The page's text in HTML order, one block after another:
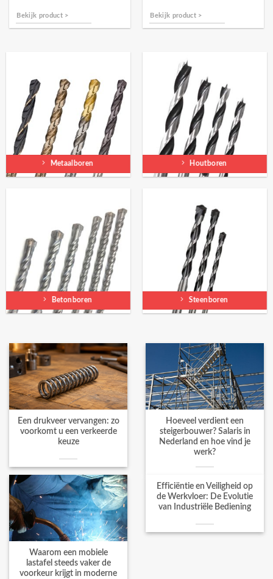
Bekijk product > Bekijk product >
Metaalboren Houtboren
Betonboren Steenboren
Een drukveer vervangen: zo
voorkomt u een verkeerde
keuze
Hoeveel verdient een
steigerbouwer? Salaris in
Nederland en hoe vind je
werk?
Waarom een mobiele
lastafel steeds vaker de
voorkeur krijgt in moderne
Efficiëntie en Veiligheid op
de Werkvloer: De Evolutie
van Industriële Bediening